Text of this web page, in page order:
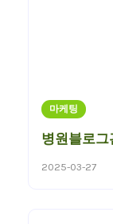
마케팅
병원블로그
2025-03-27